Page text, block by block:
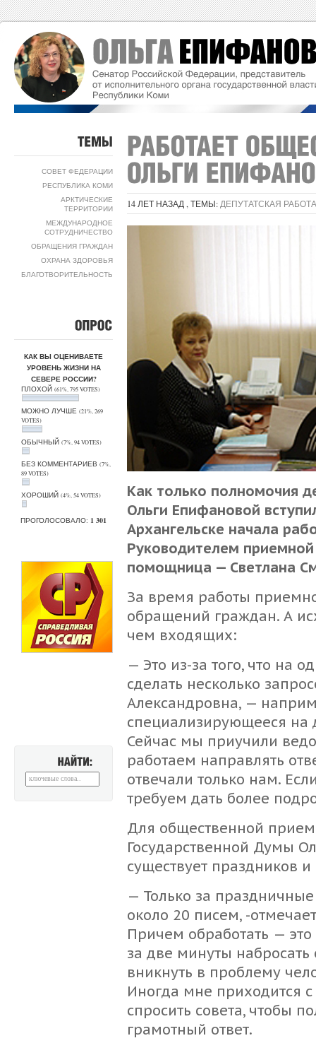
СОВЕТ ФЕДЕРАЦИИ
РЕСПУБЛИКА КОМИ
АРКТИЧЕСКИЕ
ТЕРРИТОРИИ
МЕЖДУНАРОДНОЕ
СОТРУДНИЧЕСТВО
ОБРАЩЕНИЯ ГРАЖДАН
ОХРАНА ЗДОРОВЬЯ
БЛАГОТВОРИТЕЛЬНОСТЬ
КАК ВЫ ОЦЕНИВАЕТЕ
УРОВЕНЬ ЖИЗНИ НА
СЕВЕРЕ РОССИИ?
ПЛОХОЙ (61%, 795 VOTES)
МОЖНО ЛУЧШЕ (21%, 269
VOTES)
ОБЫЧНЫЙ (7%, 94 VOTES)
БЕЗ КОММЕНТАРИЕВ (7%,
89 VOTES)
ХОРОШИЙ (4%, 54 VOTES)
ПРОГОЛОСОВАЛО: 1 301
14 ЛЕТ НАЗАД , ТЕМЫ: ДЕПУТАТСКАЯ РАБОТА
Как только полномочия
Ольги Епифановой
Архангельске начала
Руководителем приемной
помощница — Светлана
За время работы
обращений граждан. А
чем входящих:
— Это из-за того, что на
сделать несколько
Александровна, —
специализирующееся на
Сейчас мы приучили
работаем направлять
отвечали только нам.
требуем дать более
Для общественной
Государственной Думы
существует праздников
— Только за
около 20 писем, -
Причем обработать —
за две минуты набросать
вникнуть в проблему
Иногда мне приходится с
спросить совета, чтобы
грамотный ответ.